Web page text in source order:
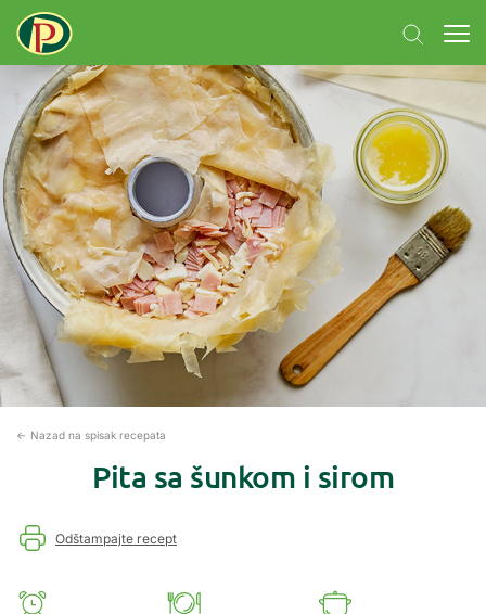
← Nazad na spisak recepata
Pita sa šunkom i sirom
Odštampajte recept